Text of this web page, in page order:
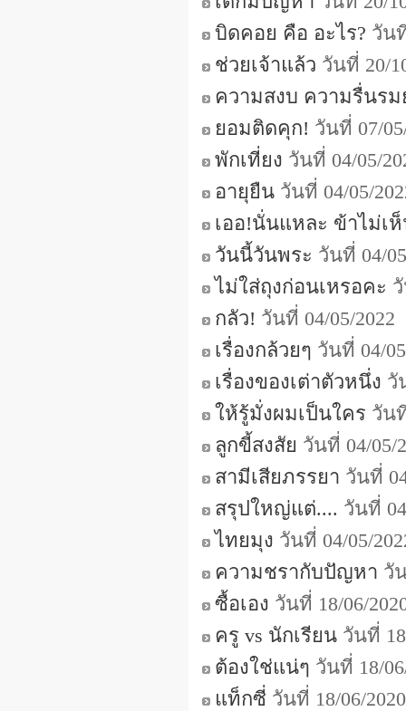
บิดคอย คือ อะไร? วัน
ช่วยเจ้าแล้ว วันที่ 20/
ความสงบ ความรื่นร
ยอมติดคุก! วันที่ 07/
พักเที่ยง วันที่ 04/05/
อายุยืน วันที่ 04/05/
เออ!นั่นแหละ ข้าไม่เ
วันนี้วันพระ วันที่ 04/
ไม่ใส่ถุงก่อนเหรอคะ
กลัว! วันที่ 04/05/
เรื่องกล้วยๆ วันที่ 04/
เรื่องของเต่าตัวหนึ่ง วั
ให้รู้มั่งผมเป็นใคร วัน
ลูกขี้สงสัย วันที่ 04/05/
สามีเสียภรรยา วันที่
สรุปใหญ่แต่.... วันที่
ไทยมุง วันที่ 04/05/
ความชรากับปัญหา วั
ซื้อเอง วันที่ 18/06/
ครู vs นักเรียน วันที่
ต้องใช่แน่ๆ วันที่ 18/
แท็กซี่ วันที่ 18/06/